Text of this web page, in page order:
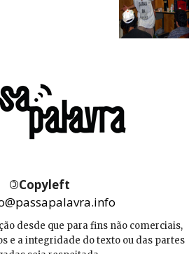
©Copyleft
desde que para fins não comerciais,
e a integridade do texto ou das partes